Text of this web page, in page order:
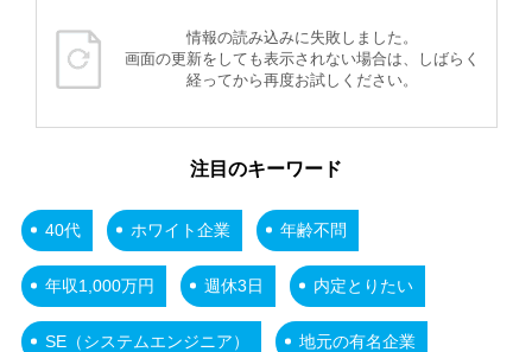
情報の読み込みに失敗しました。
画面の更新をしても表示されない場合は、しばらく
経ってから再度お試しください。
注目のキーワード
40代 ホワイト企業 年齢不問
年収1,000万円 週休3日 内定とりたい
SE（システムエンジニア） 地元の有名企業